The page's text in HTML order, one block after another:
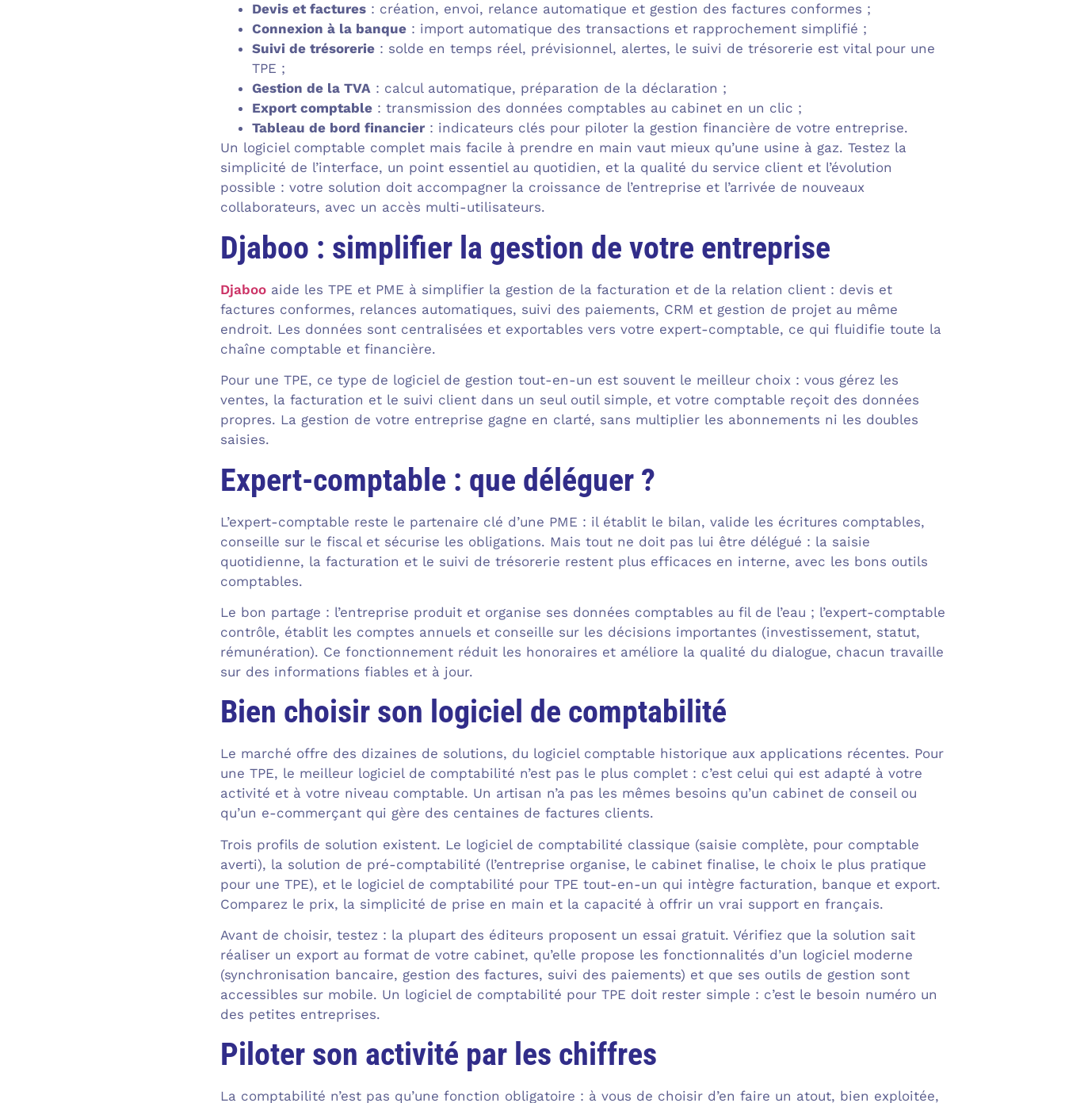
Devis et factures: création, envoi, relance automatique et gestion des factures conformes ;
Connexion à la banque: import automatique des transactions et rapprochement simplifié ;
Suivi de trésorerie: solde en temps réel, prévisionnel, alertes, le suivi de trésorerie est vital pour une
TPE ;
Gestion de la TVA: calcul automatique, préparation de la déclaration ;
Export comptable: transmission des données comptables au cabinet en un clic ;
Tableau de bord financier: indicateurs clés pour piloter la gestion financière de votre entreprise.
Un logiciel comptable complet mais facile à prendre en main vaut mieux qu’une usine à gaz. Testez la
simplicité de l’interface, un point essentiel au quotidien, et la qualité du service client et l’évolution
possible : votre solution doit accompagner la croissance de l’entreprise et l’arrivée de nouveaux
collaborateurs, avec un accès multi-utilisateurs.
Djaboo : simplifier la gestion de votre entreprise
Djabooaide les TPE et PME à simplifier la gestion de la facturation et de la relation client : devis et
factures conformes, relances automatiques, suivi des paiements, CRM et gestion de projet au même
endroit. Les données sont centralisées et exportables vers votre expert-comptable, ce qui fluidifie toute la
chaîne comptable et financière.
Pour une TPE, ce type de logiciel de gestion tout-en-un est souvent le meilleur choix : vous gérez les
ventes, la facturation et le suivi client dans un seul outil simple, et votre comptable reçoit des données
propres. La gestion de votre entreprise gagne en clarté, sans multiplier les abonnements ni les doubles
saisies.
Expert-comptable : que déléguer ?
L’expert-comptable reste le partenaire clé d’une PME : il établit le bilan, valide les écritures comptables,
conseille sur le fiscal et sécurise les obligations. Mais tout ne doit pas lui être délégué : la saisie
quotidienne, la facturation et le suivi de trésorerie restent plus efficaces en interne, avec les bons outils
comptables.
Le bon partage : l’entreprise produit et organise ses données comptables au fil de l’eau ; l’expert-comptable
contrôle, établit les comptes annuels et conseille sur les décisions importantes (investissement, statut,
rémunération). Ce fonctionnement réduit les honoraires et améliore la qualité du dialogue, chacun travaille
sur des informations fiables et à jour.
Bien choisir son logiciel de comptabilité
Le marché offre des dizaines de solutions, du logiciel comptable historique aux applications récentes. Pour
une TPE, le meilleur logiciel de comptabilité n’est pas le plus complet : c’est celui qui est adapté à votre
activité et à votre niveau comptable. Un artisan n’a pas les mêmes besoins qu’un cabinet de conseil ou
qu’un e-commerçant qui gère des centaines de factures clients.
Trois profils de solution existent. Le logiciel de comptabilité classique (saisie complète, pour comptable
averti), la solution de pré-comptabilité (l’entreprise organise, le cabinet finalise, le choix le plus pratique
pour une TPE), et le logiciel de comptabilité pour TPE tout-en-un qui intègre facturation, banque et export.
Comparez le prix, la simplicité de prise en main et la capacité à offrir un vrai support en français.
Avant de choisir, testez : la plupart des éditeurs proposent un essai gratuit. Vérifiez que la solution sait
réaliser un export au format de votre cabinet, qu’elle propose les fonctionnalités d’un logiciel moderne
(synchronisation bancaire, gestion des factures, suivi des paiements) et que ses outils de gestion sont
accessibles sur mobile. Un logiciel de comptabilité pour TPE doit rester simple : c’est le besoin numéro un
des petites entreprises.
Piloter son activité par les chiffres
La comptabilité n’est pas qu’une fonction obligatoire : à vous de choisir d’en faire un atout, bien exploitée,